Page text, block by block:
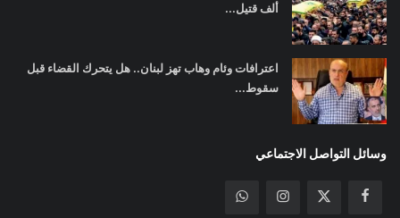
ألف قتيل...
اعترافات وئام وهاب تهز لبنان.. هل يتحرك القضاء قبل
سقوط...
وسائل التواصل الاجتماعي